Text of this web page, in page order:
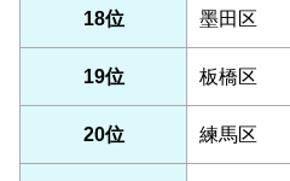
18位 墨田区
19位 板橋区
20位 練馬区